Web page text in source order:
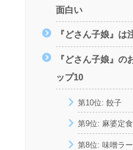
面白い
『どさん子娘』は
『どさん子娘』の
ップ10
第10位: 餃子
第9位: 麻婆定食
第8位: 味噌ラ